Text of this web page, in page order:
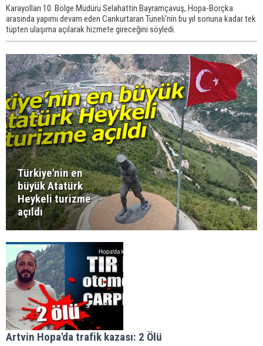
Karayolları 10. Bölge Müdürü Selahattin Bayramçavuş, Hopa-Borçka
arasında yapımı devam eden Cankurtaran Tüneli'nin bu yıl sonuna kadar tek
tüpten ulaşıma açılarak hizmete gireceğini söyledi.
Türkiye'nin en
büyük Atatürk
Heykeli turizme
açıldı
Artvin Hopa'da trafik kazası: 2 Ölü